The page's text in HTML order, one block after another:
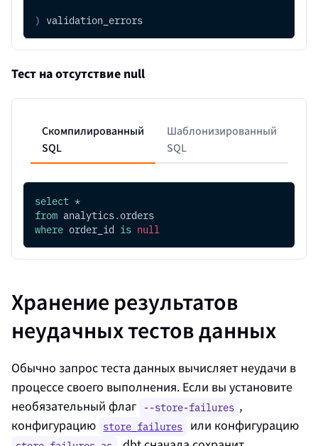
) validation_errors
Тест на отсутствие null
Скомпилированный
SQL
Шаблонизированный
SQL
select *
from analytics. orders
where order_id is null
Хранение результатов
неудачных тестов данных
Обычно запрос теста данных вычисляет неудачи в
процессе своего выполнения. Если вы установите
необязательный флаг --store-failures ,
конфигурацию store_failures или конфигурацию